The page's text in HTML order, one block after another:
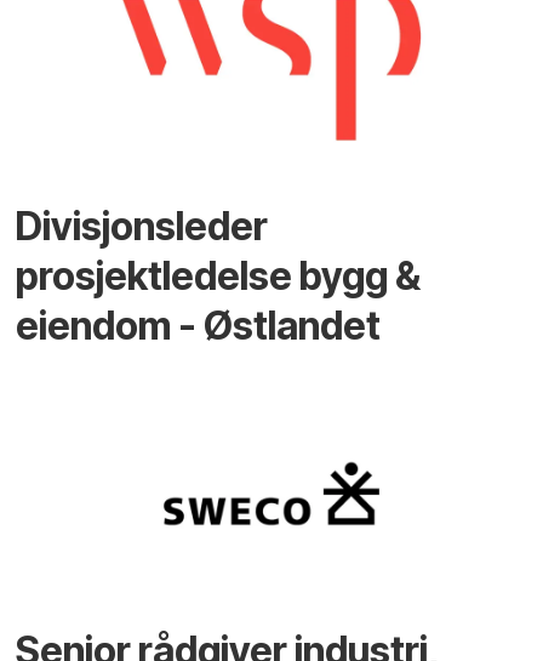
Divisjonsleder
prosjektledelse bygg &
eiendom - Østlandet
Senior rådgiver industri,